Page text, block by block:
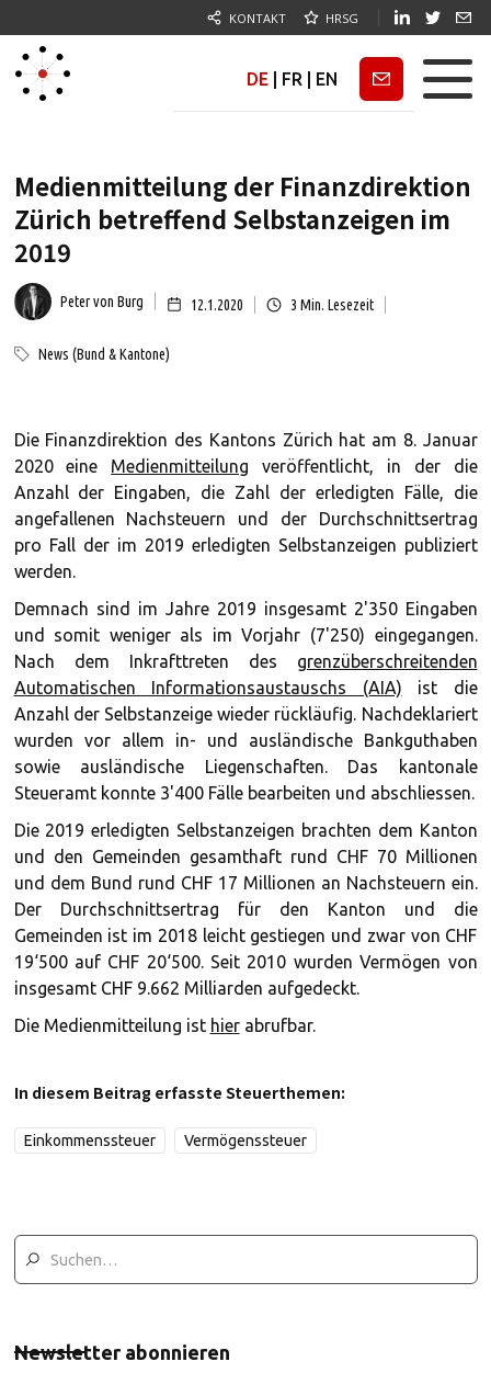
KONTAKT HRSG
DE FR EN Newsletter
Medienmitteilung der Finanzdirektion
Zürich betreffend Selbstanzeigen im
2019
Peter von Burg 12.1.2020 3 Min. Lesezeit
News (Bund & Kantone)
Die Finanzdirektion des Kantons Zürich hat am 8. Januar
2020 eine Medienmitteilung veröffentlicht, in der die
Anzahl der Eingaben, die Zahl der erledigten Fälle, die
angefallenen Nachsteuern und der Durchschnittsertrag
pro Fall der im 2019 erledigten Selbstanzeigen publiziert
werden.
Demnach sind im Jahre 2019 insgesamt 2'350 Eingaben
und somit weniger als im Vorjahr (7'250) eingegangen.
Nach dem Inkrafttreten des grenzüberschreitenden
Automatischen Informationsaustauschs (AIA) ist die
Anzahl der Selbstanzeige wieder rückläufig. Nachdeklariert
wurden vor allem in- und ausländische Bankguthaben
sowie ausländische Liegenschaften. Das kantonale
Steueramt konnte 3'400 Fälle bearbeiten und abschliessen.
Die 2019 erledigten Selbstanzeigen brachten dem Kanton
und den Gemeinden gesamthaft rund CHF 70 Millionen
und dem Bund rund CHF 17 Millionen an Nachsteuern ein.
Der Durchschnittsertrag für den Kanton und die
Gemeinden ist im 2018 leicht gestiegen und zwar von CHF
19‘500 auf CHF 20‘500. Seit 2010 wurden Vermögen von
insgesamt CHF 9.662 Milliarden aufgedeckt.
Die Medienmitteilung ist hierabrufbar.
In diesem Beitrag erfasste Steuerthemen:
Einkommenssteuer Vermögenssteuer
Newsletter abonnieren